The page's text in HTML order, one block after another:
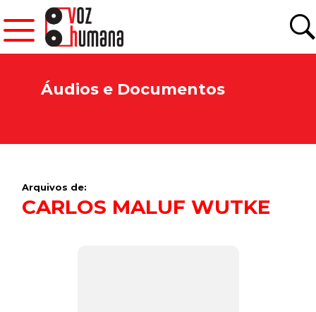
Áudios e Documentos
Arquivos de:
CARLOS MALUF WUTKE